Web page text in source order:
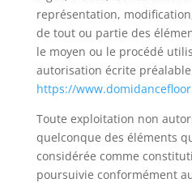
représentation,
de tout ou partie des
le moyen ou le procédé
autorisation écrite
https://
Toute exploitation non
quelconque des éléments
considérée comme
poursuivie conformément